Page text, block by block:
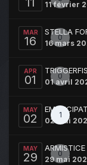
11 février
MAR
16 0
STELLA
16 mars
APR
01 0
01 avril
MAY
02 1
02 mai
MAY
29 0
29 mai